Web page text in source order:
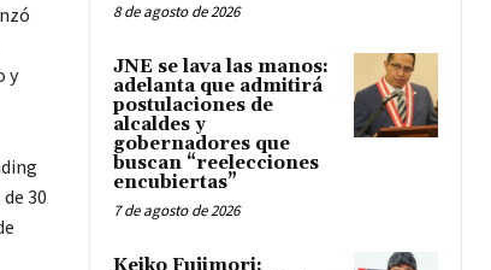
y
30
8 de agosto de 2026
JNE se lava las manos:
adelanta que admitirá
postulaciones de
alcaldes y
gobernadores que
buscan “reelecciones
encubiertas”
7 de agosto de 2026